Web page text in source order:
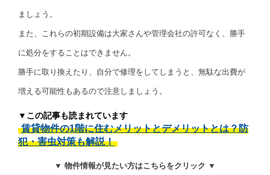
ましょう。
また、これらの初期設備は大家さんや管理会社の許可なく、勝手
に処分をすることはできません。
勝手に取り換えたり、自分で修理をしてしまうと、無駄な出費が
増える可能性もあるので注意しましょう。
▼この記事も読まれています
賃貸物件の1階に住むメリットとデメリットとは？防
犯・害虫対策も解説！
▼ 物件情報が見たい方はこちらをクリック ▼